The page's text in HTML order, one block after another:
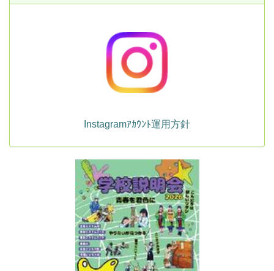
Instagramｱｶｳﾝﾄ運用方針